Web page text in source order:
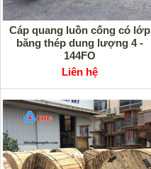
Cáp quang luồn cống có lớp
băng thép dung lượng 4 -
144FO
Liên hệ